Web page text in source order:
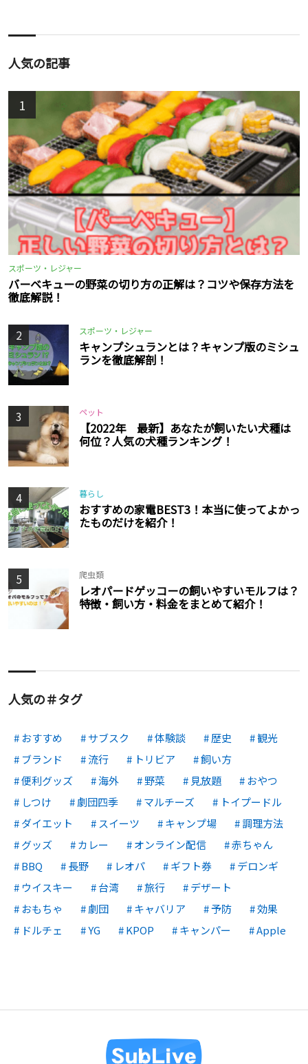
人気の記事
1
スポーツ・レジャー
バーベキューの野菜の切り方の正解は？コツや保存方法を
徹底解説！
2 スポーツ・レジャー
キャンプシュランとは？キャンプ版のミシュ
ランを徹底解剖！
3 ペット
【2022年 最新】あなたが飼いたい犬種は
何位？人気の犬種ランキング！
4 暮らし
おすすめの家電BEST3！本当に使ってよかっ
たものだけを紹介！
5 爬虫類
レオパードゲッコーの飼いやすいモルフは？
特徴・飼い方・料金をまとめて紹介！
人気の＃タグ
おすすめ サブスク 体験談 歴史
観光
ブランド
流行 トリビア
飼い方
便利グッズ
海外 野菜 見放題
おやつ
しつけ
劇団四季 マルチーズ
トイプードル
ダイエット
スイーツ キャンプ場
調理方法
グッズ
カレー オンライン配信
赤ちゃん
BBQ
長野 レオパ ギフト券
デロンギ
ウイスキー
台湾 旅行
デザート
おもちゃ
劇団 キャバリア 予防
効果
ドルチェ
YG KPOP キャンパー Apple